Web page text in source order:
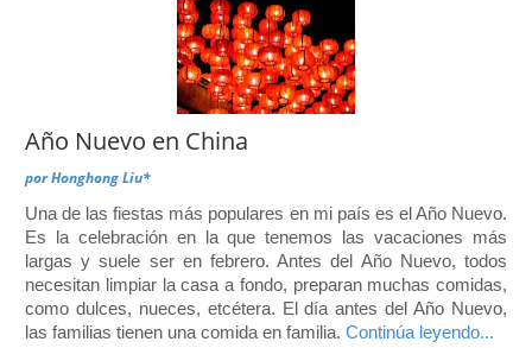
Año Nuevo en China
porHonghong Liu*
Una de las fiestas más populares en mi país es el Año Nuevo.
Es la celebración en la que tenemos las vacaciones más
largas y suele ser en febrero. Antes del Año Nuevo, todos
necesitan limpiar la casa a fondo, preparan muchas comidas,
como dulces, nueces, etcétera. El día antes del Año Nuevo,
las familias tienen una comida en familia. Continúa leyendo...